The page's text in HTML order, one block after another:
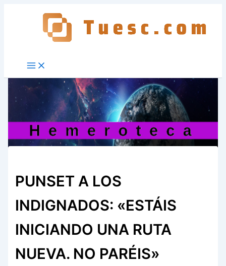
PUNSET A LOS
INDIGNADOS: «ESTÁIS
INICIANDO UNA RUTA
NUEVA. NO PARÉIS»